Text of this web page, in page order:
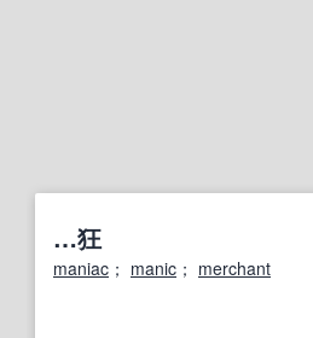
…狂
maniac ； manic ； merchant